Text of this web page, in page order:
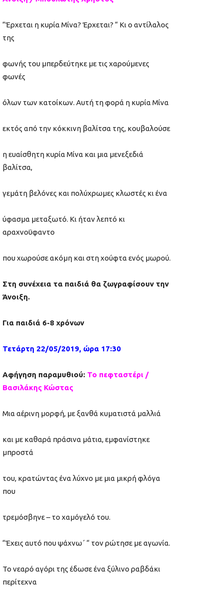
“Έρχεται η κυρία Μίνα? Έρχεται? “ Κι ο αντίλαλος
της
φωνής του μπερδεύτηκε με τις χαρούμενες
φωνές
όλων των κατοίκων. Αυτή τη φορά η κυρία Μίνα
εκτός από την κόκκινη βαλίτσα της, κουβαλούσε
η ευαίσθητη κυρία Μίνα και μια μενεξεδιά
βαλίτσα,
γεμάτη βελόνες και πολύχρωμες κλωστές κι ένα
ύφασμα μεταξωτό. Κι ήταν λεπτό κι
αραχνοΰφαντο
που χωρούσε ακόμη και στη χούφτα ενός μωρού.
Στη συνέχεια τα παιδιά θα ζωγραφίσουν την
Άνοιξη.
Για παιδιά 6-8 χρόνων
Τετάρτη 22/05/2019, ώρα 17:30
Αφήγηση παραμυθιού: Το πεφταστέρι /
Βασιλάκης Κώστας
Μια αέρινη μορφή, με ξανθά κυματιστά μαλλιά
και με καθαρά πράσινα μάτια, εμφανίστηκε
μπροστά
του, κρατώντας ένα λύχνο με μια μικρή φλόγα
που
τρεμόσβηνε – το χαμόγελό του.
“Έχεις αυτό που ψάχνω΄ “ τον ρώτησε με αγωνία.
Το νεαρό αγόρι της έδωσε ένα ξύλινο ραβδάκι
περίτεχνα